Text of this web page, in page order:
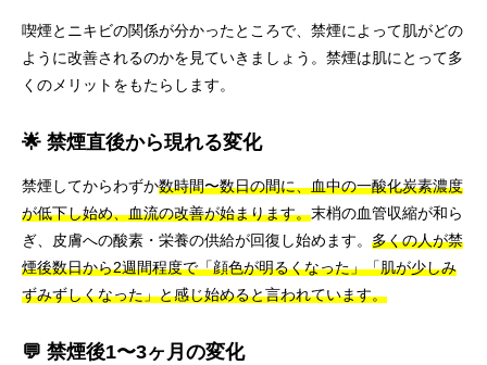
喫煙とニキビの関係が分かったところで、禁煙によって肌がどの
ように改善されるのかを見ていきましょう。禁煙は肌にとって多
くのメリットをもたらします。
🌟 禁煙直後から現れる変化
禁煙してからわずか数時間〜数日の間に、血中の一酸化炭素濃度
が低下し始め、血流の改善が始まります。末梢の血管収縮が和ら
ぎ、皮膚への酸素・栄養の供給が回復し始めます。 多くの人が禁
煙後数日から2週間程度で「顔色が明るくなった」「肌が少しみ
ずみずしくなった」と感じ始めると言われています。
💬 禁煙後1〜3ヶ月の変化